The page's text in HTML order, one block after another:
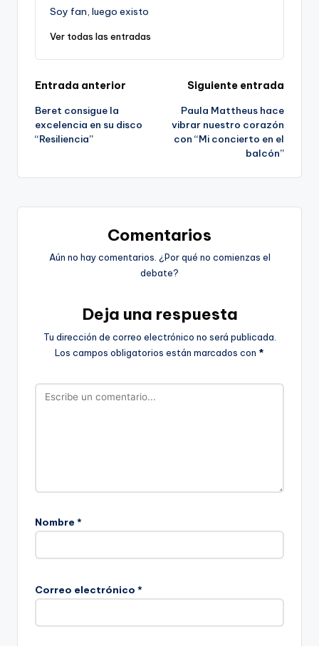
Soy fan, luego existo
Ver todas las entradas
Navegación
de
entradas
Entrada anterior
Beret consigue la
excelencia en su disco
“Resiliencia”
Siguiente entrada
Paula Mattheus hace
vibrar nuestro corazón
con “Mi concierto en el
balcón”
Comentarios
Aún no hay comentarios. ¿Por qué no comienzas el
debate?
Deja una respuesta
Tu dirección de correo electrónico no será publicada.
Los campos obligatorios están marcados con *
Nombre *
Correo electrónico *